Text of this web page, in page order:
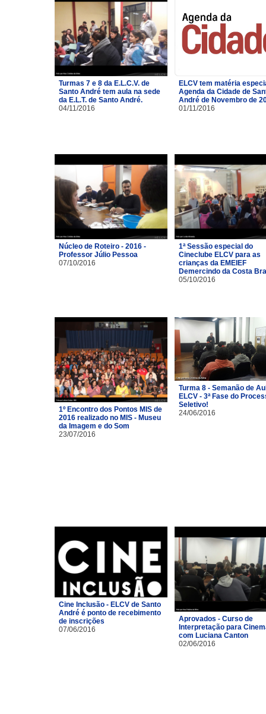
Turmas 7 e 8 da E.L.C.V. de
Santo André tem aula na sede
da E.L.T. de Santo André.
04/11/2016
ELCV tem matéria
Agenda da Cidade de
André de Novembro de
01/11/2016
Núcleo de Roteiro - 2016 -
Professor Júlio Pessoa
07/10/2016
1ª Sessão especial do
Cineclube ELCV para as
crianças da EMEIEF
Demercindo da Costa
05/10/2016
1º Encontro dos Pontos MIS de
2016 realizado no MIS - Museu
da Imagem e do Som
23/07/2016
Turma 8 - Semanão de
ELCV - 3ª Fase do
Seletivo!
24/06/2016
Cine Inclusão - ELCV de Santo
André é ponto de recebimento
de inscrições
07/06/2016
Aprovados - Curso de
Interpretação para
com Luciana Canton
02/06/2016